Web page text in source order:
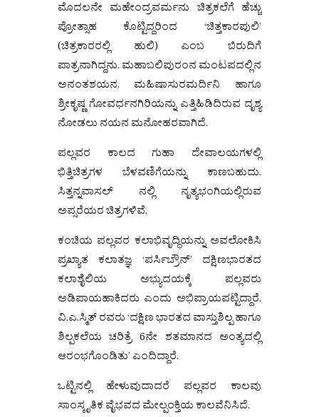
ಮೊದಲನೇ ಮಹೇಂದ್ರವರ್ಮನು ಚಿತ್ರಕಲೆಗೆ ಹೆಚ್ಚು
ಪ್ರೋತ್ಸಾಹ ಕೊಟ್ಟಿದ್ದರಿಂದ ‘ಚಿತ್ತಕಾರಪುಲಿ’
(ಚಿತ್ರಕಾರರಲ್ಲಿ ಹುಲಿ) ಎಂಬ ಬಿರುದಿಗೆ
ಪಾತ್ರನಾಗಿದ್ದನು. ಮಹಾಬಲಿಪುರಂನ ಮಂಟಪದಲ್ಲಿನ
ಅನಂತಶಯನ, ಮಹಿಷಾಸುರಮರ್ದಿನಿ ಹಾಗೂ
ಶ್ರೀಕೃಷ್ಣ ಗೋವರ್ಧನಗಿರಿಯನ್ನು ಎತ್ತಿಹಿಡಿದಿರುವ ದೃಶ್ಯ
ನೋಡಲು ನಯನ ಮನೋಹರವಾಗಿದೆ.
ಪಲ್ಲವರ ಕಾಲದ ಗುಹಾ ದೇವಾಲಯಗಳಲ್ಲಿ
ಭಿತ್ತಿಚಿತ್ರಗಳ ಬೆಳವಣಿಗೆಯನ್ನು ಕಾಣಬಹುದು.
ಸಿತ್ತನ್ನವಾಸಲ್ ನಲ್ಲಿ ನೃತ್ಯಭಂಗಿಯಲ್ಲಿರುವ
ಅಪ್ಸರೆಯರ ಚಿತ್ರಗಳಿವೆ.
ಕಂಚಿಯ ಪಲ್ಲವರ ಕಲಾಭಿವೃದ್ಧಿಯನ್ನು ಅವಲೋಕಿಸಿ
ಪ್ರಖ್ಯಾತ ಕಲಾತಜ್ಞ ‘ಪರ್ಸಿಬ್ರೌನ್’ ದಕ್ಷಿಣಭಾರತದ
ಕಲಾಶೈಲಿಯ ಅಭ್ಯುದಯಕ್ಕೆ ಪಲ್ಲವರು
ಅಡಿಪಾಯಹಾಕಿದರು ಎಂದು ಅಭಿಪ್ರಾಯಪಟ್ಟಿದ್ದಾರೆ.
ವಿ.ಎ.ಸ್ಮಿತ್ ರವರು ‘ದಕ್ಷಿಣ ಭಾರತದ ವಾಸ್ತುಶಿಲ್ಪ ಹಾಗೂ
ಶಿಲ್ಪಕಲೆಯ ಚರಿತ್ರೆ 6ನೇ ಶತಮಾನದ ಅಂತ್ಯದಲ್ಲಿ
ಆರಂಭಗೊಂಡಿತು’ ಎಂದಿದ್ದಾರೆ.
ಒಟ್ಟಿನಲ್ಲಿ ಹೇಳುವುದಾದರೆ ಪಲ್ಲವರ ಕಾಲವು
ಸಾಂಸ್ಕೃತಿಕ ವೈಭವದ ಮೇಲ್ಪಂಕ್ತಿಯ ಕಾಲವೆನಿಸಿದೆ.